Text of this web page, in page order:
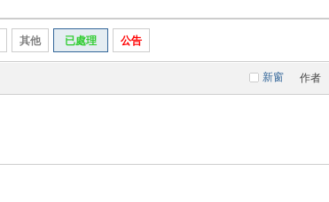
其他 已處理 公告
新窗 作者